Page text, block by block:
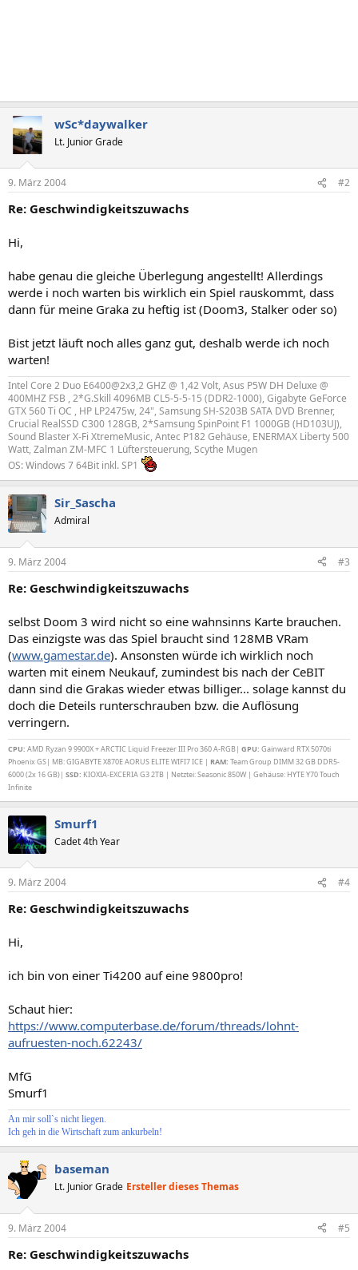
wSc*daywalker
Lt. Junior Grade
9. März 2004 #2
Re: Geschwindigkeitszuwachs
Hi,
habe genau die gleiche Überlegung angestellt! Allerdings
werde i noch warten bis wirklich ein Spiel rauskommt, dass
dann für meine Graka zu heftig ist (Doom3, Stalker oder so)
Bist jetzt läuft noch alles ganz gut, deshalb werde ich noch
warten!
Intel Core 2 Duo E6400@2x3,2 GHZ @ 1,42 Volt, Asus P5W DH Deluxe @
400MHZ FSB , 2*G.Skill 4096MB CL5-5-5-15 (DDR2-1000), Gigabyte GeForce
GTX 560 Ti OC , HP LP2475w, 24", Samsung SH-S203B SATA DVD Brenner,
Crucial RealSSD C300 128GB, 2*Samsung SpinPoint F1 1000GB (HD103UJ),
Sound Blaster X-Fi XtremeMusic, Antec P182 Gehäuse, ENERMAX Liberty 500
Watt, Zalman ZM-MFC 1 Lüftersteuerung, Scythe Mugen
OS: Windows 7 64Bit inkl. SP1
Sir_Sascha
Admiral
9. März 2004 #3
Re: Geschwindigkeitszuwachs
selbst Doom 3 wird nicht so eine wahnsinns Karte brauchen.
Das einzigste was das Spiel braucht sind 128MB VRam
(www.gamestar.de). Ansonsten würde ich wirklich noch
warten mit einem Neukauf, zumindest bis nach der CeBIT
dann sind die Grakas wieder etwas billiger... solage kannst du
doch die Deteils runterschrauben bzw. die Auflösung
verringern.
CPU: AMD Ryzan 9 9900X + ARCTIC Liquid Freezer III Pro 360 A-RGB| GPU: Gainward RTX 5070ti
Phoenix GS| MB: GIGABYTE X870E AORUS ELITE WIFI7 ICE | RAM: Team Group DIMM 32 GB DDR5-
6000 (2x 16 GB)| SSD: KIOXIA-EXCERIA G3 2TB | Netztei: Seasonic 850W | Gehäuse: HYTE Y70 Touch
Infinite
Smurf1
Cadet 4th Year
9. März 2004 #4
Re: Geschwindigkeitszuwachs
Hi,
ich bin von einer Ti4200 auf eine 9800pro!
Schaut hier:
https://www.computerbase.de/forum/threads/lohnt-
aufruesten-noch.62243/
MfG
Smurf1
An mir soll`s nicht liegen.
Ich geh in die Wirtschaft zum ankurbeln!
baseman
Lt. Junior Grade Ersteller dieses Themas
9. März 2004 #5
Re: Geschwindigkeitszuwachs